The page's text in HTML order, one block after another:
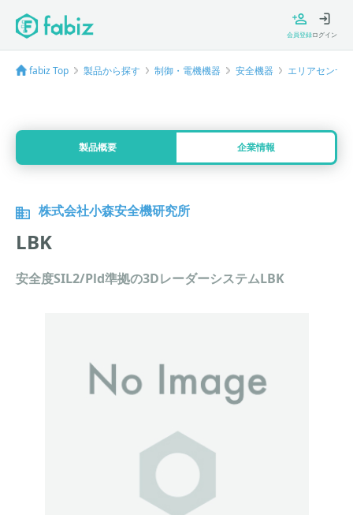
会員登録ログイン
fabiz Top 製品から探す 制御・電機機器 安全機器 エリアセンサ
製品概要 企業情報
株式会社小森安全機研究所
LBK
安全度SIL2/Pld準拠の3DレーダーシステムLBK